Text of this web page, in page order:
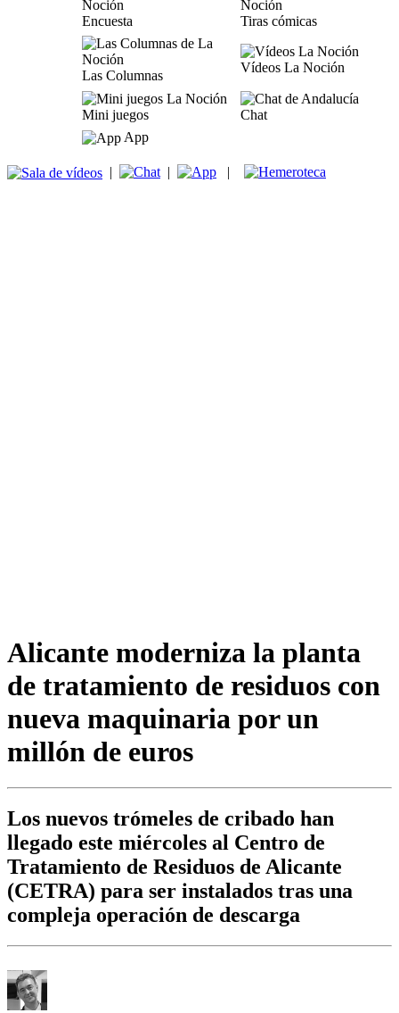
Encuesta Tiras cómicas
Las Columnas
Vídeos La Noción
Mini juegos
Chat
App
| | |
Alicante moderniza la planta
de tratamiento de residuos con
nueva maquinaria por un
millón de euros
Los nuevos trómeles de cribado han
llegado este miércoles al Centro de
Tratamiento de Residuos de Alicante
(CETRA) para ser instalados tras una
compleja operación de descarga